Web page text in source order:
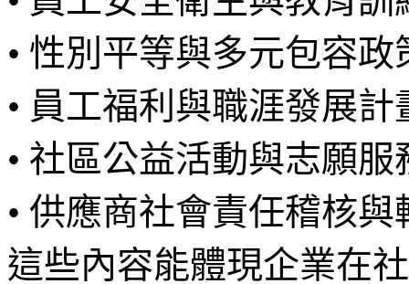
• 性別平等與多元包容政
• 員工福利與職涯發展計
• 社區公益活動與志願服
• 供應商社會責任稽核與
這些內容能體現企業在